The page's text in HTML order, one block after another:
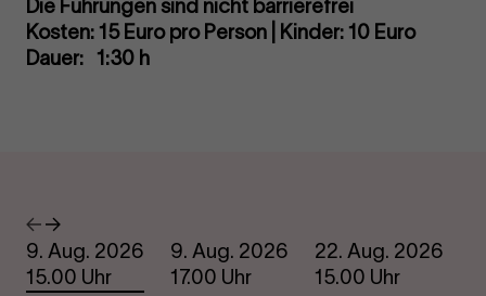
Die Führungen sind nicht barrierefrei
Kosten: 15 Euro pro Person | Kinder: 10 Euro
Dauer: 1:30 h
Termine
Vorheriges
Nächstes
9. Aug. 2026
15.00 Uhr
9. Aug. 2026
17.00 Uhr
22. Aug. 2026
15.00 Uhr